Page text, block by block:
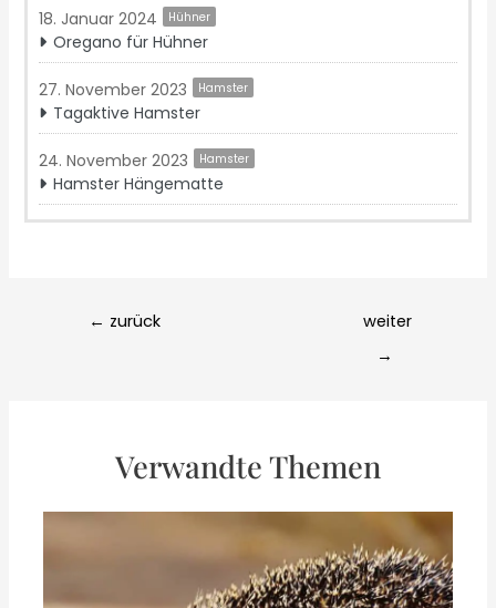
18. Januar 2024 Hühner
Oregano für Hühner
27. November 2023 Hamster
Tagaktive Hamster
24. November 2023 Hamster
Hamster Hängematte
← zurück
weiter
→
Verwandte Themen